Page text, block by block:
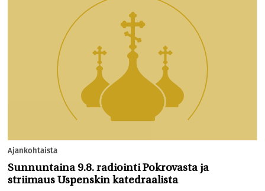
Ajankohtaista
Sunnuntaina 9.8. radiointi Pokrovasta ja
striimaus Uspenskin katedraalista